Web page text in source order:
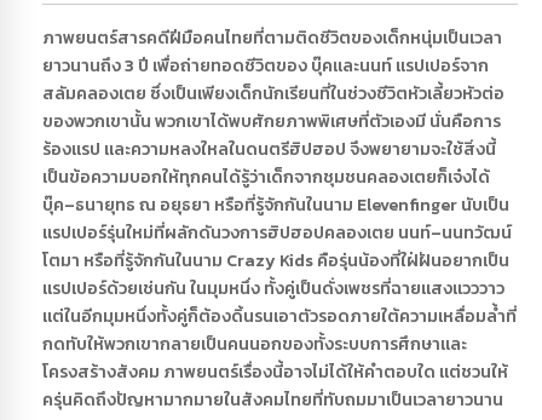
ภาพยนตร์สารคดีฝีมือคนไทยที่ตามติดชีวิตของเด็กหนุ่มเป็นเวลา
ยาวนานถึง 3 ปี เพื่อถ่ายทอดชีวิตของ บุ๊คและนนท์ แรปเปอร์จาก
สลัมคลองเตย ซึ่งเป็นเพียงเด็กนักเรียนที่ในช่วงชีวิตหัวเลี้ยวหัวต่อ
ของพวกเขานั้น พวกเขาได้พบศักยภาพพิเศษที่ตัวเองมี นั่นคือการ
ร้องแรป และความหลงใหลในดนตรีฮิปฮอป จึงพยายามจะใช้สิ่งนี้
เป็นข้อความบอกให้ทุกคนได้รู้ว่าเด็กจากชุมชนคลองเตยก็เจ๋งได้
บุ๊ค–ธนายุทธ ณ อยุธยา หรือที่รู้จักกันในนาม Elevenfinger นับเป็น
แรปเปอร์รุ่นใหม่ที่ผลักดันวงการฮิปฮอปคลองเตย นนท์–นนทวัฒน์
โตมา หรือที่รู้จักกันในนาม Crazy Kids คือรุ่นน้องที่ใฝ่ฝันอยากเป็น
แรปเปอร์ด้วยเช่นกัน ในมุมหนึ่ง ทั้งคู่เป็นดั่งเพชรที่ฉายแสงแวววาว
แต่ในอีกมุมหนึ่งทั้งคู่ก็ต้องดิ้นรนเอาตัวรอดภายใต้ความเหลื่อมล้ำที่
กดทับให้พวกเขากลายเป็นคนนอกของทั้งระบบการศึกษาและ
โครงสร้างสังคม ภาพยนตร์เรื่องนี้อาจไม่ได้ให้คำตอบใด แต่ชวนให้
ครุ่นคิดถึงปัญหามากมายในสังคมไทยที่ทับถมมาเป็นเวลายาวนาน